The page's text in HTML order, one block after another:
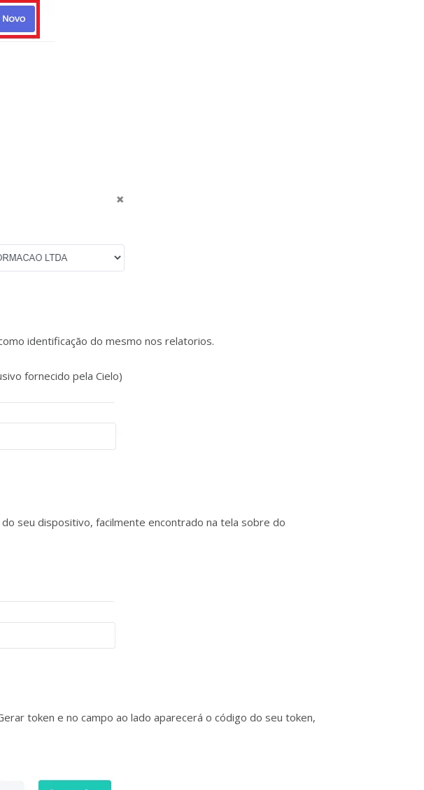
identificação do mesmo nos relatorios.
fornecido pela Cielo)
seu dispositivo, facilmente encontrado na tela sobre do
token e no campo ao lado aparecerá o código do seu token,